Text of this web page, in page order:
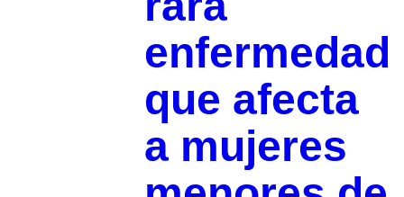
enfermedad
que afecta
a mujeres